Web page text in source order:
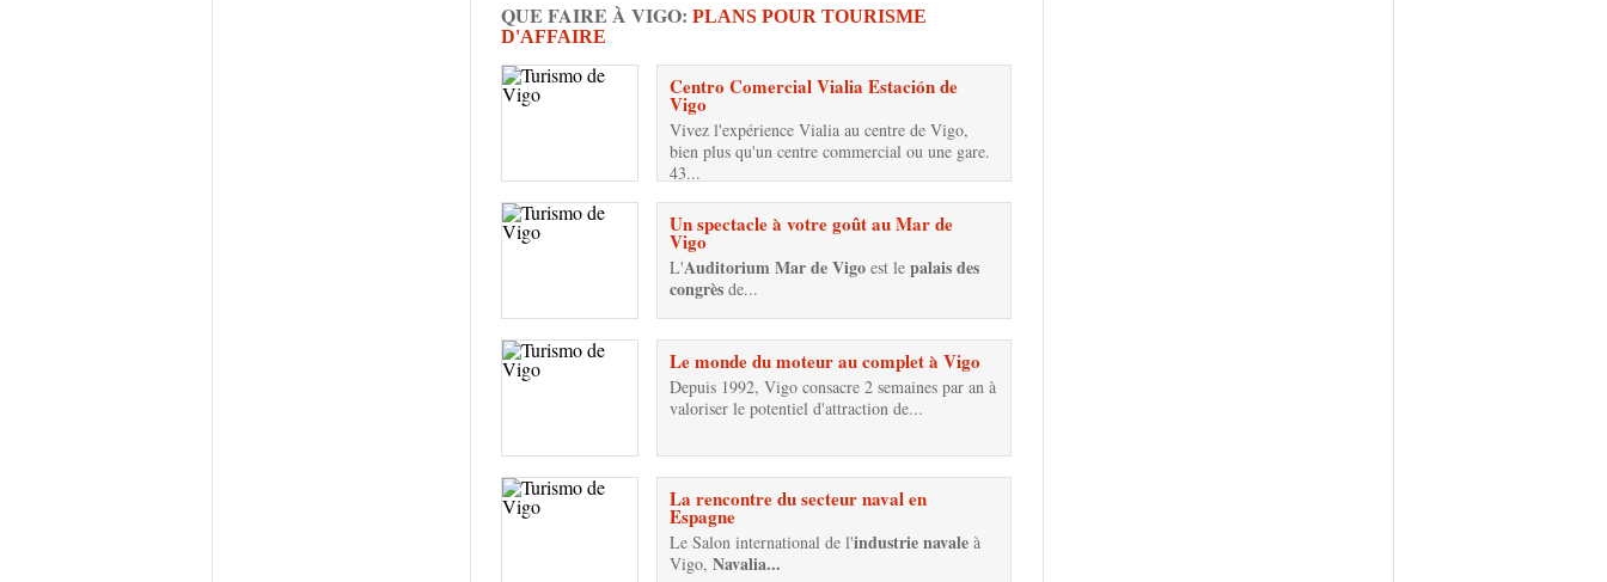
QUE FAIRE À VIGO: PLANS POUR TOURISME
D'AFFAIRE
Centro Comercial Vialia Estación de
Vigo
Vivez l'expérience Vialia au centre de Vigo,
bien plus qu'un centre commercial ou une gare.
43...
Un spectacle à votre goût au Mar de
Vigo
L'Auditorium Mar de Vigo est le palais des
congrès de...
Le monde du moteur au complet à Vigo
Depuis 1992, Vigo consacre 2 semaines par an à
valoriser le potentiel d'attraction de...
La rencontre du secteur naval en
Espagne
Le Salon international de l'industrie navale à
Vigo, Navalia...